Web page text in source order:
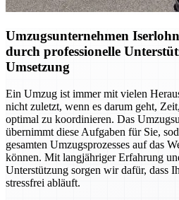
Umzugsunternehmen
durch professionelle
Umsetzung
Ein Umzug ist immer mit vielen
nicht zuletzt, wenn es darum geht,
optimal zu koordinieren. Das
übernimmt diese Aufgaben für Sie,
gesamten Umzugsprozesses auf das
können. Mit langjähriger Erfahrung
Unterstützung sorgen wir dafür, dass
stressfrei abläuft.